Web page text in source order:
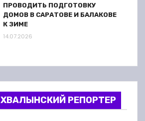
ПРОВОДИТЬ ПОДГОТОВКУ
ДОМОВ В САРАТОВЕ И БАЛАКОВЕ
К ЗИМЕ
14.07.2026
ХВАЛЫНСКИЙ РЕПОРТЕР